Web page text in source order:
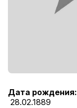
Дата рождения:
28.02.1889